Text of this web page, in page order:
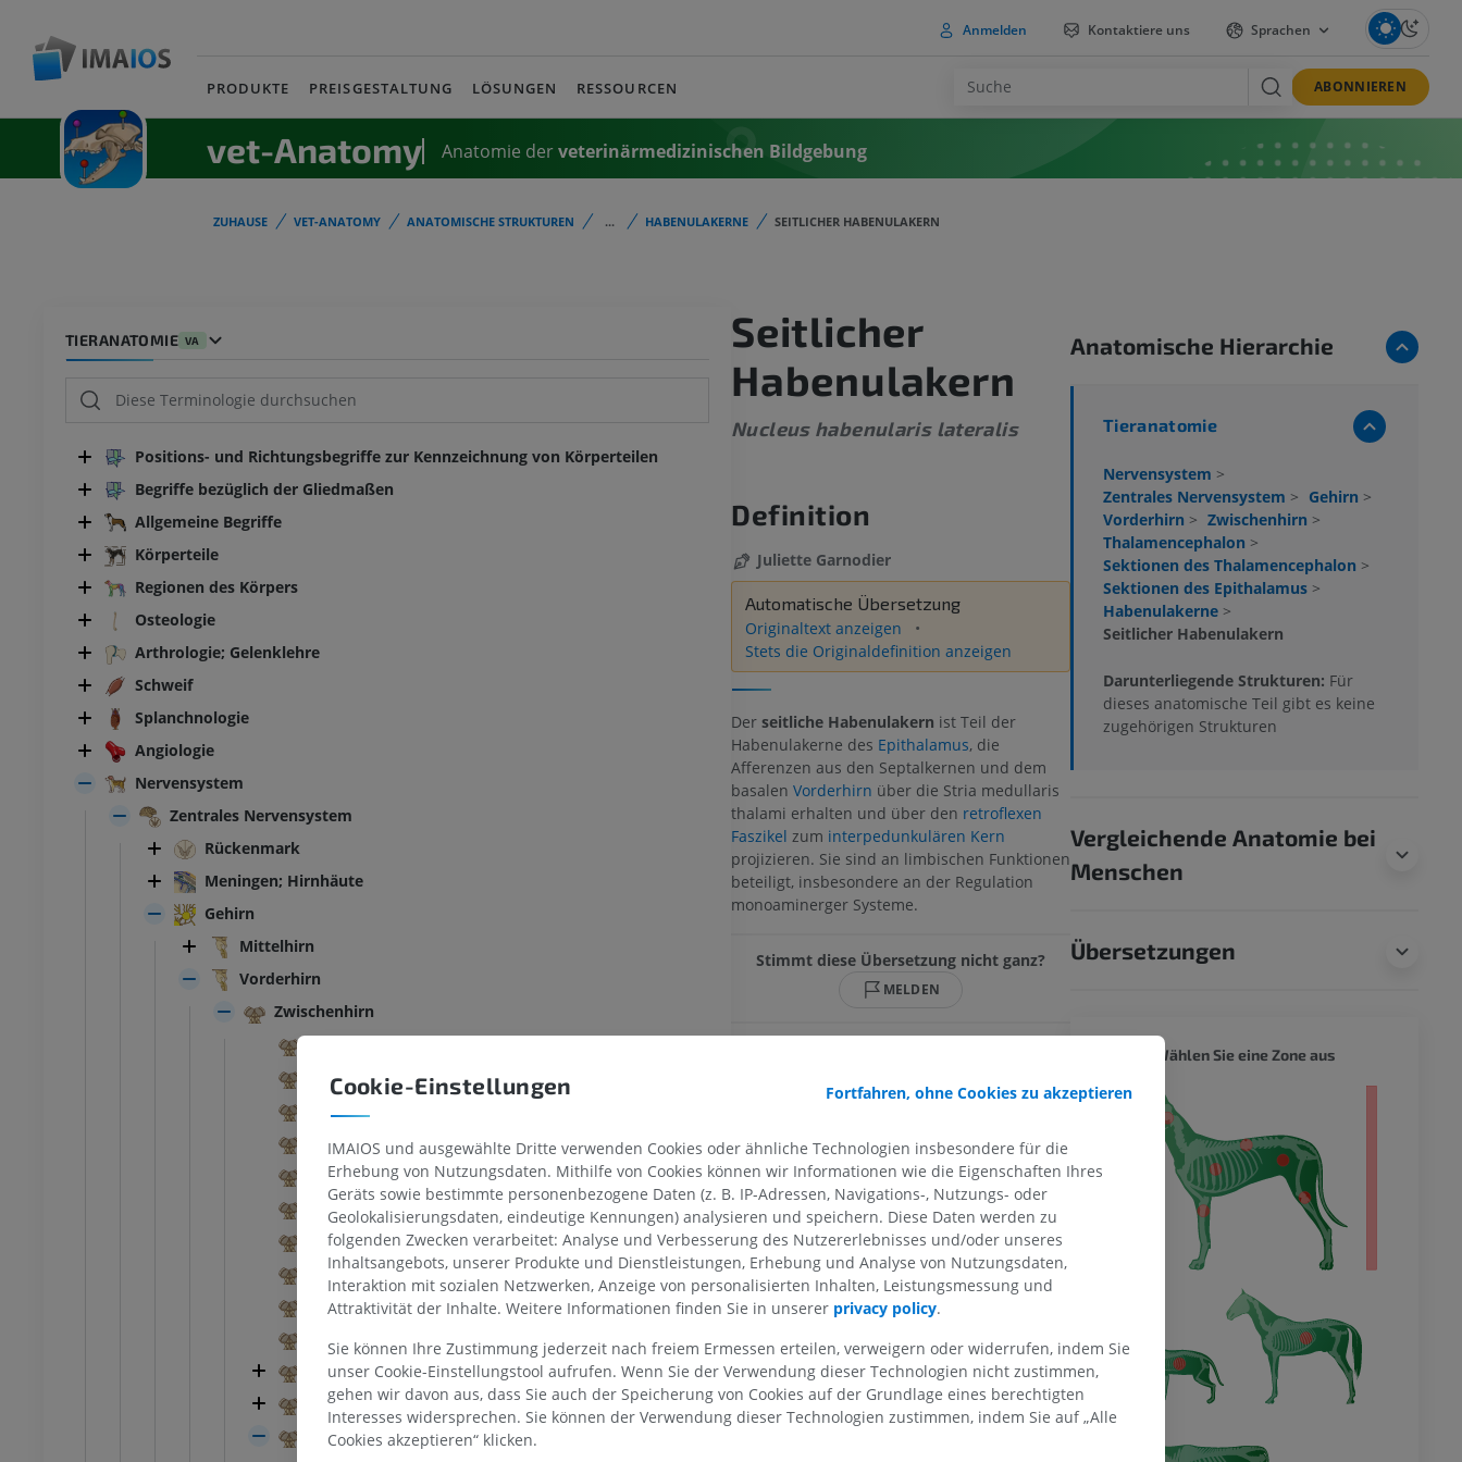
Anmelden Kontaktiere uns Sprachen
PRODUKTE PREISGESTALTUNG LÖSUNGEN RESSOURCEN ABONNIEREN
vet-Anatomy Anatomie derveterinärmedizinischen Bildgebung
ZUHAUSE VET-ANATOMY ANATOMISCHE STRUKTUREN ... HABENULAKERNE SEITLICHER HABENULAKERN
TIERANATOMIE VA
Positions- und Richtungsbegriffe zur Kennzeichnung von Körperteilen
Begriffe bezüglich der Gliedmaßen
Allgemeine Begriffe
Körperteile
Regionen des Körpers
Osteologie
Arthrologie; Gelenklehre
Schweif
Splanchnologie
Angiologie
Nervensystem
Zentrales Nervensystem
Rückenmark
Meningen; Hirnhäute
Gehirn
Mittelhirn
Vorderhirn
Zwischenhirn
Aderhautgewebe des dritten Ventrikels
Kaudale Kommissur
Subkommissuralorgan
Interventrikuläre Öffnung
Hypothalamusfurche
Verbindung der Thalamushälften
Optische Aussparung
Neurohypophysenaussparung
Hypothalamus
Subthalamus
Thalamencephalon
Seitlicher
Habenulakern
Nucleus habenularis lateralis
Definition
Juliette Garnodier
Automatische Übersetzung
Originaltext anzeigen
Stets die Originaldefinition anzeigen
Der seitliche Habenulakern ist Teil der
Habenulakerne des Epithalamus, die
Afferenzen aus den Septalkernen und dem
basalen Vorderhirn über die Stria medullaris
thalami erhalten und über den retroflexen
Faszikel zum interpedunkulären Kern
projizieren. Sie sind an limbischen Funktionen
beteiligt, insbesondere an der Regulation
monoaminerger Systeme.
Stimmt diese Übersetzung nicht ganz?
MELDEN
Anatomische Hierarchie
Tieranatomie
Nervensystem >
Zentrales Nervensystem > Gehirn >
Vorderhirn > Zwischenhirn >
Thalamencephalon >
Sektionen des Thalamencephalon >
Sektionen des Epithalamus >
Habenulakerne >
Seitlicher Habenulakern
Darunterliegende Strukturen: Für
dieses anatomische Teil gibt es keine
zugehörigen Strukturen
Vergleichende Anatomie bei
Menschen
Übersetzungen
Rind - Allgemeine Anatomie
Abbildungen
KOSTENLOS
Rind - Osteologie
Abbildungen
PREMIUM
PREMIUM
Pferd - Osteologie
Röntgenbilder
KOSTENLOS
Pferd – Karpalgelenk
PREMIUM
Pferd – Myologie
Die Maus - Maus - der ganze
CT
KOSTENLOS
Wählen Sie eine Zone aus
Cookie-Einstellungen Fortfahren, ohne Cookies zu akzeptieren
IMAIOS und ausgewählte Dritte verwenden Cookies oder ähnliche Technologien insbesondere für die
Erhebung von Nutzungsdaten. Mithilfe von Cookies können wir Informationen wie die Eigenschaften Ihres
Geräts sowie bestimmte personenbezogene Daten (z. B. IP-Adressen, Navigations-, Nutzungs- oder
Geolokalisierungsdaten, eindeutige Kennungen) analysieren und speichern. Diese Daten werden zu
folgenden Zwecken verarbeitet: Analyse und Verbesserung des Nutzererlebnisses und/oder unseres
Inhaltsangebots, unserer Produkte und Dienstleistungen, Erhebung und Analyse von Nutzungsdaten,
Interaktion mit sozialen Netzwerken, Anzeige von personalisierten Inhalten, Leistungsmessung und
Attraktivität der Inhalte. Weitere Informationen finden Sie in unserer privacy policy.
Sie können Ihre Zustimmung jederzeit nach freiem Ermessen erteilen, verweigern oder widerrufen, indem Sie
unser Cookie-Einstellungstool aufrufen. Wenn Sie der Verwendung dieser Technologien nicht zustimmen,
gehen wir davon aus, dass Sie auch der Speicherung von Cookies auf der Grundlage eines berechtigten
Interesses widersprechen. Sie können der Verwendung dieser Technologien zustimmen, indem Sie auf „Alle
Cookies akzeptieren“ klicken.